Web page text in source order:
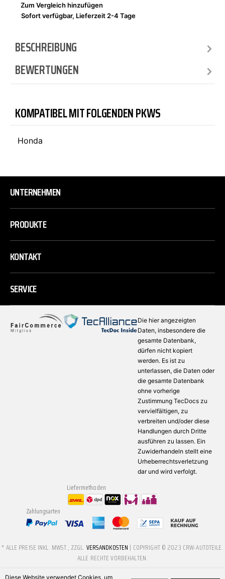
Zum Vergleich hinzufügen
Sofort verfügbar, Lieferzeit 2-4 Tage
BESCHREIBUNG
BEWERTUNGEN
KOMPATIBEL MIT FOLGENDEN PKWS
Honda
UNTERNEHMEN
PRODUKTE
KONTAKT
SERVICE
Die hier angezeigten
Daten, insbesondere die
gesamte Datenbank,
dürfen nicht kopiert
werden. Es ist zu
unterlassen, die Daten oder
die gesamte Datenbank
ohne vorherige
Zustimmung TecDocs zu
vervielfältigen, zu
verbreiten und/oder diese
Handlungen durch Dritte
ausführen zu lassen. Ein
Zuwiderhandeln stellt eine
Urheberrechtsverletzung
dar und wird verfolgt.
Liefermethoden
Zahlungsarten
* ALLE PREISE INKL. MWST., ZZGL. VERSANDKOSTEN | COPYRIGHT © 2023 CRW-AUTOTEILE.
ALLE RECHTE VORBEHALTEN.
Diese Website verwendet Cookies, um